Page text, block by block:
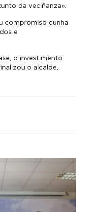
da veciñanza».
compromiso cunha
e
o investimento
o alcalde,